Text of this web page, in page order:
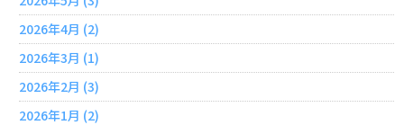
2026年4月 (2)
2026年3月 (1)
2026年2月 (3)
2026年1月 (2)